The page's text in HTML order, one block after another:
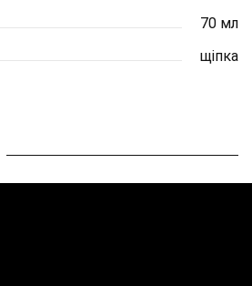
70 мл
щіпка